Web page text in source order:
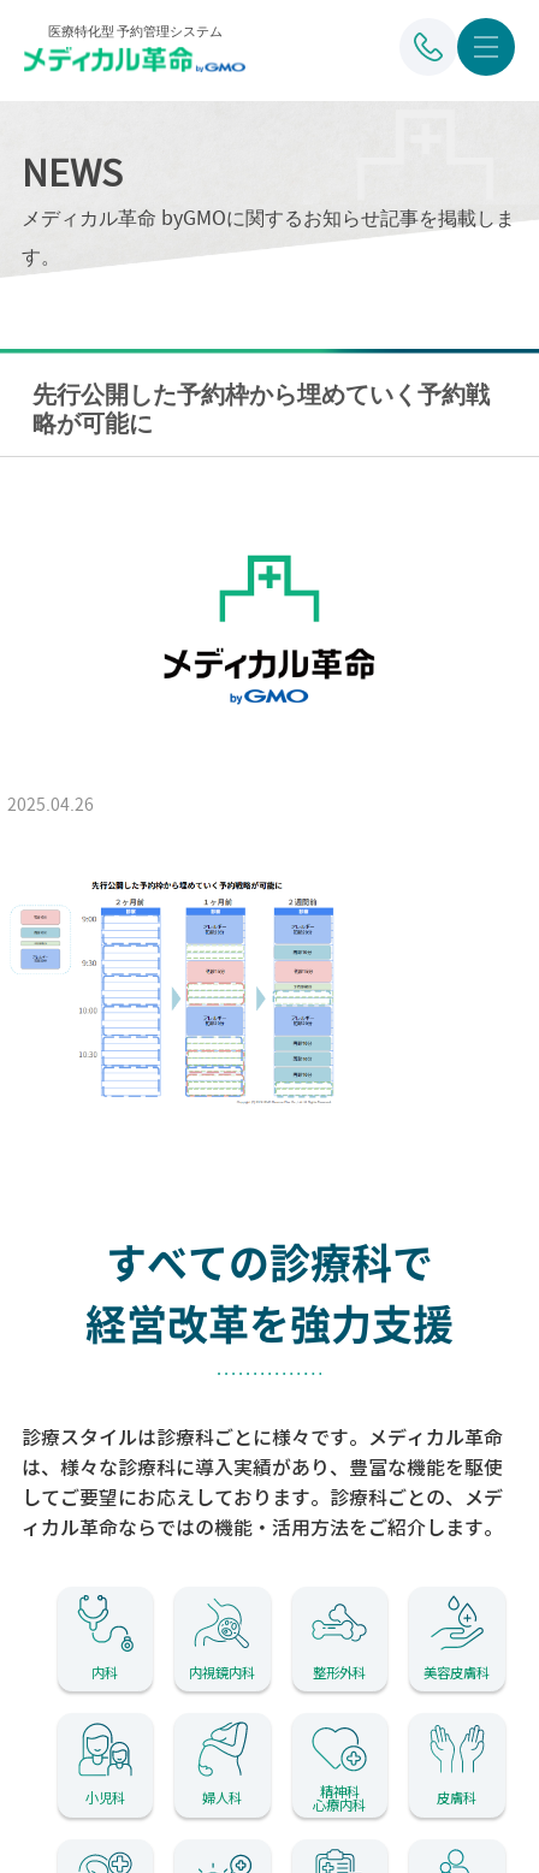
医療特化型 予約管理システム
NEWS
メディカル革命 byGMOに関するお知らせ記事を掲載しま
す。
先行公開した予約枠から埋めていく予約戦
略が可能に
2025.04.26
すべての診療科で
経営改革を強力支援
診療スタイルは診療科ごとに様々です。メディカル革命
は、様々な診療科に導入実績があり、 豊富な機能を駆使
してご要望にお応えしております。 診療科ごとの、メデ
ィカル革命ならではの機能・活用方法をご紹介します。
内科 内視鏡内科 整形外科 美容皮膚科
小児科 婦人科 精神科
心療内科 皮膚科